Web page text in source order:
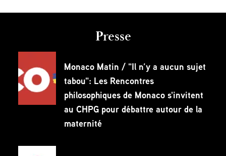
Presse
Monaco Matin / "Il n’y a aucun sujet
tabou": Les Rencontres
philosophiques de Monaco s'invitent
au CHPG pour débattre autour de la
maternité